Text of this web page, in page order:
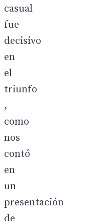
casual
fue
decisivo
en
el
triunfo
,
como
nos
contó
en
un
presentación